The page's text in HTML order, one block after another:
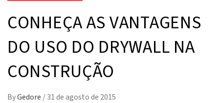
CONHEÇA AS VANTAGENS
DO USO DO DRYWALL NA
CONSTRUÇÃO
ByGedore /31 de agosto de 2015